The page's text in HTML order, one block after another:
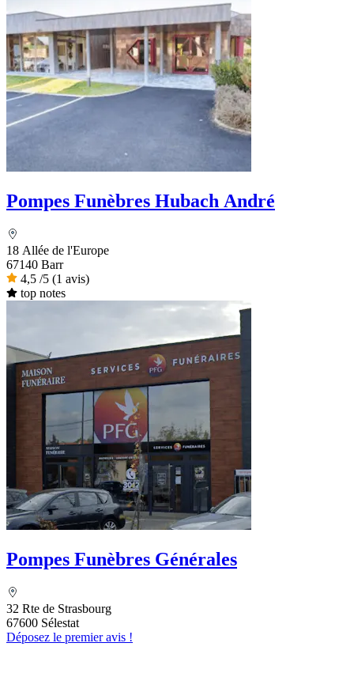
Pompes Funèbres Hubach André
18 Allée de l'Europe
67140 Barr
4,5 /5 (1 avis)
top notes
Pompes Funèbres Générales
32 Rte de Strasbourg
67600 Sélestat
Déposez le premier avis !